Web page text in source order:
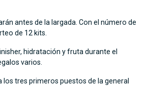
antes de la largada. Con el número de
de 12 kits.
hidratación y fruta durante el
varios.
los tres primeros puestos de la general